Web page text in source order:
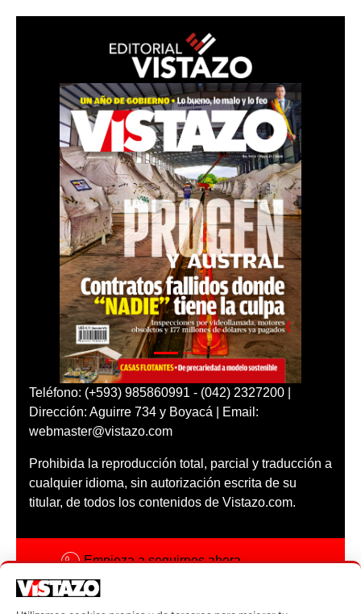
Teléfono: (+593) 985860991 - (042) 2327200 |
Dirección: Aguirre 734 y Boyacá | Email:
webmaster@vistazo.com
Prohibida la reproducción total, parcial y traducción a
cualquier idioma, sin autorización escrita de su
titular, de todos los contenidos de Vistazo.com.
Empieza a seguirnos ahora